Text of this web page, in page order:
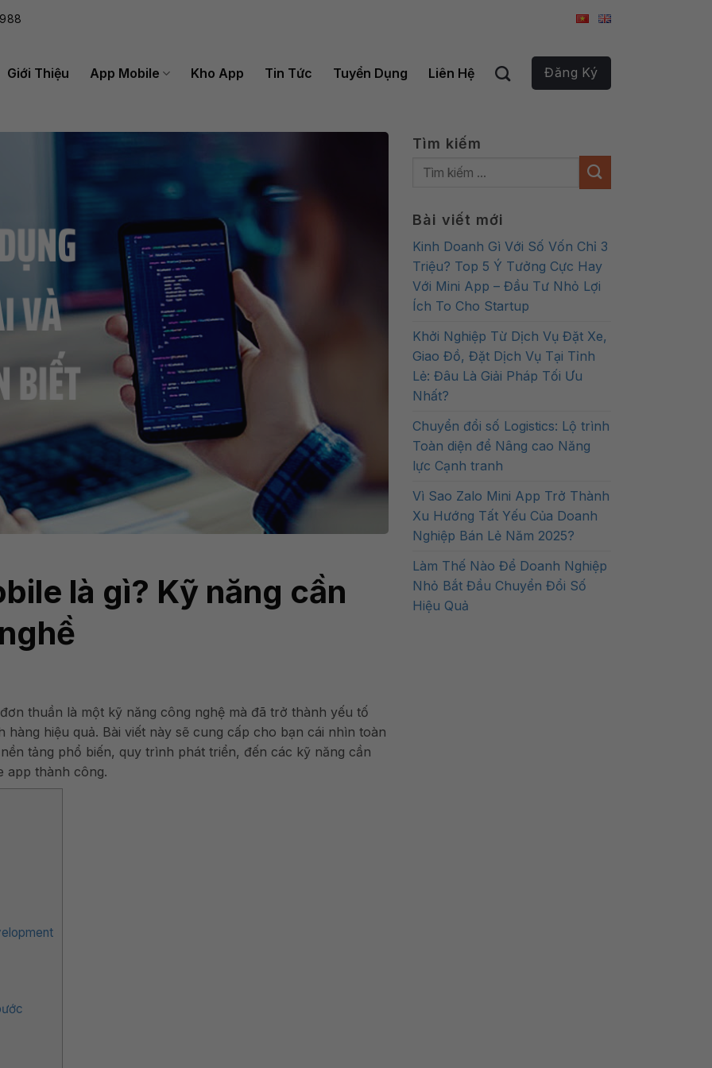
Giới Thiệu App Mobile Kho App Tin Tức Tuyển Dụng Liên Hệ Đăng Ký
là gì? Kỹ năng cần
thuần là một kỹ năng công nghệ mà đã trở thành yếu tố
hiệu quả. Bài viết này sẽ cung cấp cho bạn cái nhìn toàn
tảng phổ biến, quy trình phát triển, đến các kỹ năng cần
app thành công.
Tìm kiếm
Bài viết mới
Kinh Doanh Gì Với Số Vốn Chỉ 3
Triệu? Top 5 Ý Tưởng Cực Hay
Với Mini App – Đầu Tư Nhỏ Lợi
Ích To Cho Startup
Khởi Nghiệp Từ Dịch Vụ Đặt Xe,
Giao Đồ, Đặt Dịch Vụ Tại Tỉnh
Lẻ: Đâu Là Giải Pháp Tối Ưu
Nhất?
Chuyển đổi số Logistics: Lộ trình
Toàn diện để Nâng cao Năng
lực Cạnh tranh
Vì Sao Zalo Mini App Trở Thành
Xu Hướng Tất Yếu Của Doanh
Nghiệp Bán Lẻ Năm 2025?
Làm Thế Nào Để Doanh Nghiệp
Nhỏ Bắt Đầu Chuyển Đổi Số
Hiệu Quả